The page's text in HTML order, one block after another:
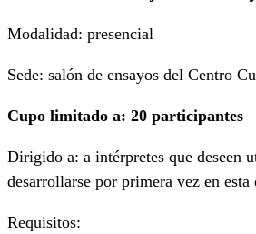
Modalidad: presencial
Sede: salón de ensayos del Centro
Cupo limitado a: 20 participantes
Dirigido a: a intérpretes que deseen
desarrollarse por primera vez en
Requisitos: